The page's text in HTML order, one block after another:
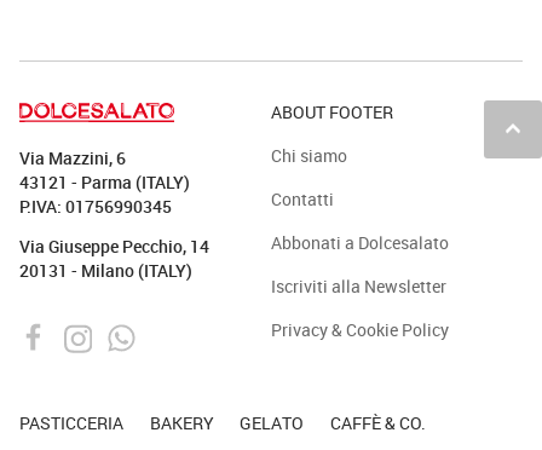
keyboard_arrow_up
Via Mazzini, 6
43121 - Parma (ITALY)
P.IVA: 01756990345
Via Giuseppe Pecchio, 14
20131 - Milano (ITALY)
ABOUT FOOTER
Chi siamo
Contatti
Abbonati a Dolcesalato
Iscriviti alla Newsletter
Privacy & Cookie Policy
PASTICCERIA BAKERY GELATO CAFFÈ & CO.